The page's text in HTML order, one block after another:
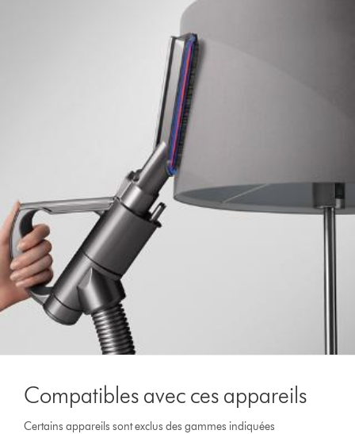
Compatibles avec ces appareils
Certains appareils sont exclus des gammes indiquées